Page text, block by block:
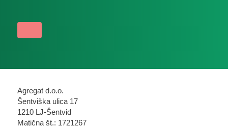
Agregat d.o.o.
Šentviška ulica 17
1210 LJ-Šentvid
Matična št.: 1721267